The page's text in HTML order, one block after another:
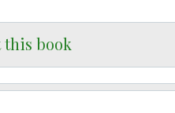
this book